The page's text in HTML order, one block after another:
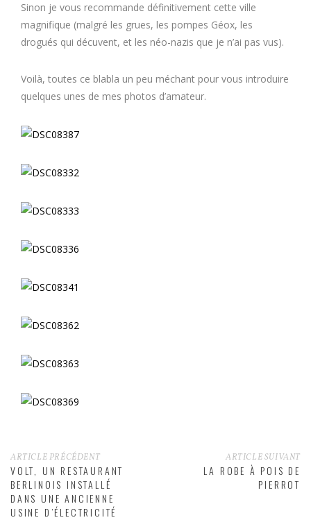
Sinon je vous recommande définitivement cette ville
magnifique (malgré les grues, les pompes Géox, les
drogués qui décuvent, et les néo-nazis que je n’ai pas vus).
Voilà, toutes ce blabla un peu méchant pour vous introduire
quelques unes de mes photos d’amateur.
ARTICLE PRÉCÉDENT
VOLT, UN RESTAURANT
BERLINOIS INSTALLÉ
DANS UNE ANCIENNE
USINE D’ÉLECTRICITÉ
ARTICLE SUIVANT
LA ROBE À POIS DE
PIERROT